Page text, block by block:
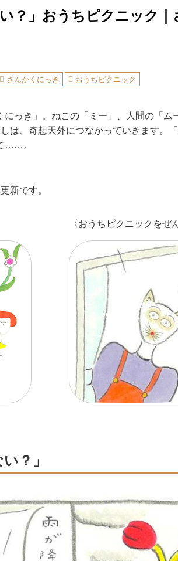
？」おうちピクニック
さんかくにっき おうちピクニック
っき」。ねこの「ミー」、人間の「ム
は、奇想天外につながっていきます。
……。
新です。
〈おうちピクニックをぜ
？」